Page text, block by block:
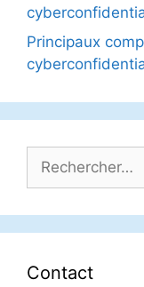
Principaux
Rechercher :
Contact